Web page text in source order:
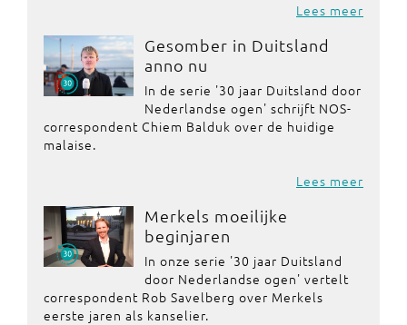
Lees meer
Gesomber in Duitsland
anno nu
In de serie '30 jaar Duitsland door
Nederlandse ogen' schrijft NOS-
correspondent Chiem Balduk over de huidige
malaise.
Lees meer
Merkels moeilijke
beginjaren
In onze serie '30 jaar Duitsland
door Nederlandse ogen' vertelt
correspondent Rob Savelberg over Merkels
eerste jaren als kanselier.